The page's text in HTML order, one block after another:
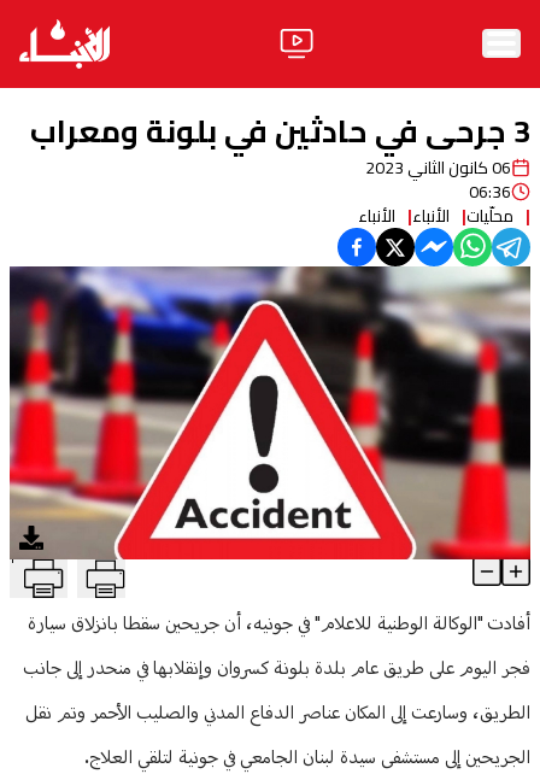
الأخبار
ثقافة ومجتمع
منوعات
آراء
فيديو
مواقف
وليد جنبلاطالحزب
ابحث
3 جرحى في حادثين في بلونة ومعراب
06 كانون الثاني 2023
06:36
محلّيات الأنباء الأنباء
3 جرحى في حادثين في بلونة ومعراب T
Article Content
أفادت "الوكالة الوطنية للاعلام" في جونيه، أن جريحين سقطا بانزلاق سيارة
فجر اليوم على طريق عام بلدة بلونة كسروان وإنقلابها في منحدر إلى جانب
الطريق، وسارعت إلى المكان عناصر الدفاع المدني والصليب الأحمر وتم نقل
الجريحين إلى مستشفى سيدة لبنان الجامعي في جونية لتلقي العلاج.